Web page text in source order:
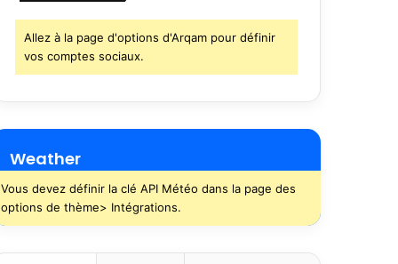
Allez à la page d'options d'Arqam pour définir
vos comptes sociaux.
Weather
Vous devez définir la clé API Météo dans la page des
options de thème> Intégrations.